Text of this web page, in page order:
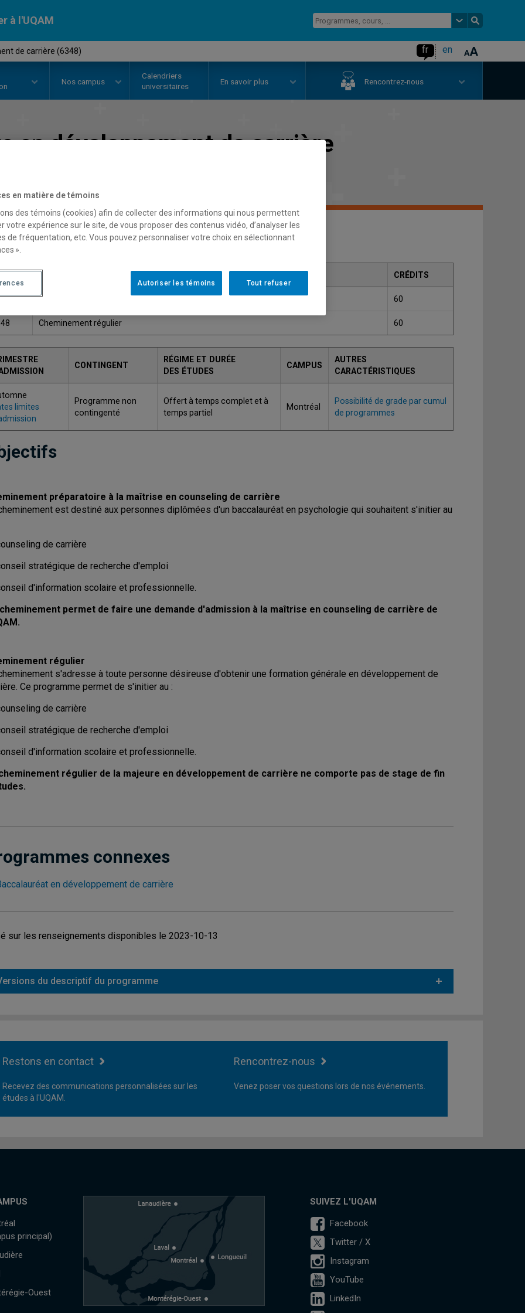
à l'UQAM
de carrière (6348) fr en
Nos campus
Calendriers
universitaires
En savoir plus Rencontrez-nous
endéveloppement de carrière
TITRE CRÉDITS
Cheminement préparatoire à la maîtrise en counseling de carrière 60
Cheminement régulier 60
CONTINGENT
RÉGIME ET DURÉE
DES ÉTUDES
CAMPUS
AUTRES
CARACTÉRISTIQUES
limites
Programme non
contingenté
Offert à temps complet et à
temps partiel
Montréal
Possibilité de grade par cumul
de programmes
préparatoire à la maîtrise en counseling de carrière
est destiné aux personnes diplômées d'un baccalauréat en psychologie qui souhaitent s'initier au
de carrière
stratégique de recherche d'emploi
d'information scolaire et professionnelle.
permet de faire une demande d'admission à la maîtrise en counseling de carrière de
régulier
s'adresse à toute personne désireuse d'obtenir une formation générale en développement de
Ce programme permet de s'initier au :
de carrière
stratégique de recherche d'emploi
d'information scolaire et professionnelle.
régulier de la majeure en développement de carrière ne comporte pas de stage de fin
connexes
en développement de carrière
sur les renseignements disponibles le 2023-10-13
du descriptif du programme
Restons en contact
Recevez des communications personnalisées sur les
études à l'UQAM.
Rencontrez-nous
Venez poser vos questions lors de nos événements.
principal)
Ouest
SUIVEZ L'UQAM
Facebook
Twitter / X
Instagram
YouTube
LinkedIn
en matière de témoins
des témoins (cookies) afin de collecter des informations qui nous permettent
votre expérience sur le site, de vous proposer des contenus vidéo, d’analyser les
de fréquentation, etc. Vous pouvez personnaliser votre choix en sélectionnant
».
Tout refuser
Autoriser les témoins